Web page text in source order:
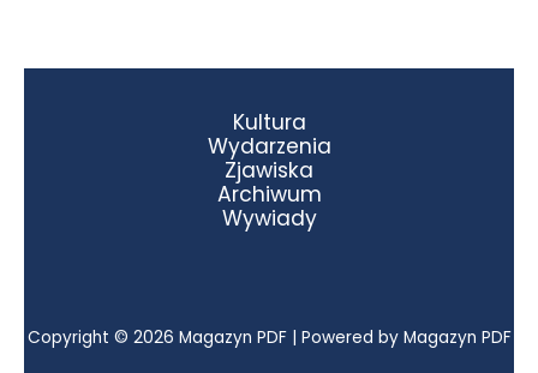
Kultura
Wydarzenia
Zjawiska
Archiwum
Wywiady
Copyright © 2026 Magazyn PDF | Powered by Magazyn PDF